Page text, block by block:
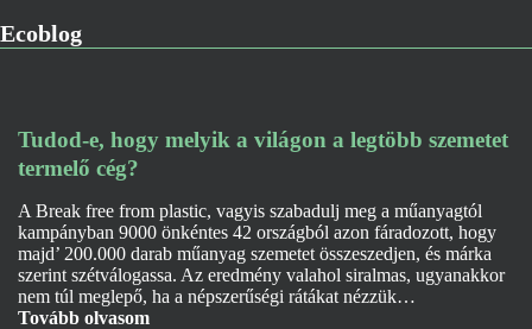
Ecoblog
Tudod-e, hogy melyik a világon a legtöbb szemetet
termelő cég?
A Break free from plastic, vagyis szabadulj meg a műanyagtól
kampányban 9000 önkéntes 42 országból azon fáradozott, hogy
majd’ 200.000 darab műanyag szemetet összeszedjen, és márka
szerint szétválogassa. Az eredmény valahol siralmas, ugyanakkor
nem túl meglepő, ha a népszerűségi rátákat nézzük…
Tovább olvasom